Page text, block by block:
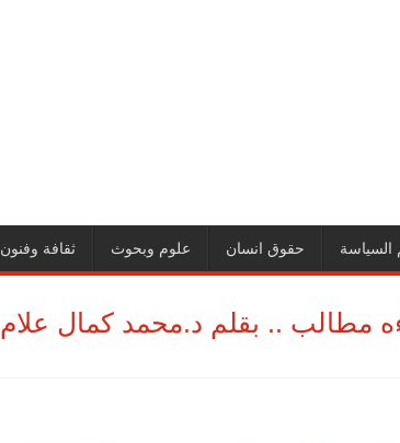
السياسة حقوق انسان علوم وبحوث ثقافة وفنون
مطالب .. بقلم د.محمد كمال علام